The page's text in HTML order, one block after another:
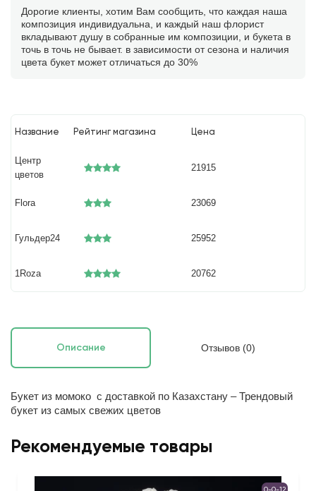
Дорогие клиенты, хотим Вам сообщить, что каждая наша
композиция индивидуальна, и каждый наш флорист
вкладывают душу в собранные им композиции, и букета в
точь в точь не бывает. в зависимости от сезона и наличия
цвета букет может отличаться до 30%
Название Рейтинг магазина Цена
Центр
цветов
21915
Flora 23069
Гульдер24 25952
1Roza 20762
Описание Отзывов (0)
Букет из момоко с доставкой по Казахстану – Трендовый
букет из самых свежих цветов
Рекомендуемые товары
0-0-12